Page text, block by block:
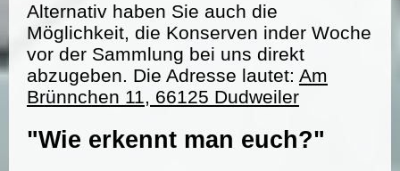
Alternativ haben Sie auch die
Möglichkeit, die Konserven inder Woche
vor der Sammlung bei uns direkt
abzugeben. Die Adresse lautet: Am
Brünnchen 11, 66125 Dudweiler
"Wie erkennt man euch?"